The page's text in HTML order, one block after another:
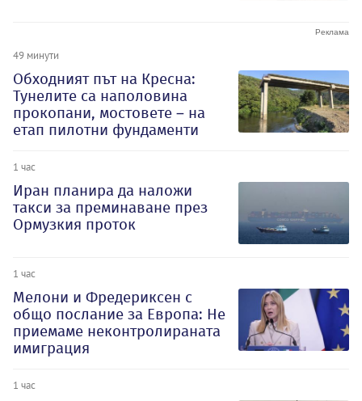
49 минути
Обходният път на Кресна:
Тунелите са наполовина
прокопани, мостовете – на
етап пилотни фундаменти
1 час
Иран планира да наложи
такси за преминаване през
Ормузкия проток
1 час
Мелони и Фредериксен с
общо послание за Европа: Не
приемаме неконтролираната
имиграция
1 час